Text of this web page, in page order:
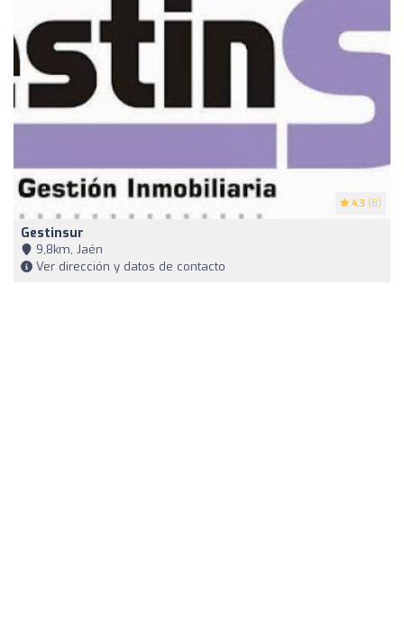
4.3 (8)
Gestinsur
9,8km, Jaén
Ver dirección y datos de contacto